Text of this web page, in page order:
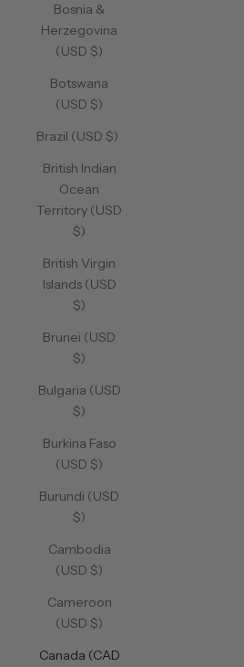
Bosnia &
Herzegovina
(USD $)
Botswana
(USD $)
Brazil (USD $)
British Indian
Ocean
Territory (USD
$)
British Virgin
Islands (USD
$)
Brunei (USD
$)
Bulgaria (USD
$)
Burkina Faso
(USD $)
Burundi (USD
$)
Cambodia
(USD $)
Cameroon
(USD $)
Canada (CAD